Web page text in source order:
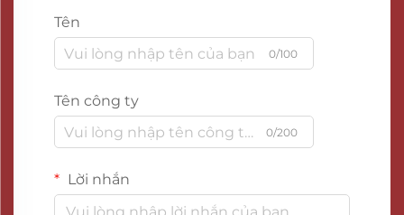
Tên
0/100
Tên công ty
0/200
Lời nhắn